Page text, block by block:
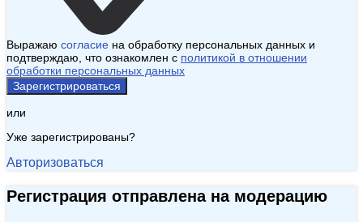
Выражаю согласие на обработку персональных данных и
подтверждаю, что ознакомлен с политикой в отношении
обработки персональных данных
Зарегистрироваться
или
Уже зарегистрированы?
Авторизоваться
Регистрация отправлена на модерацию